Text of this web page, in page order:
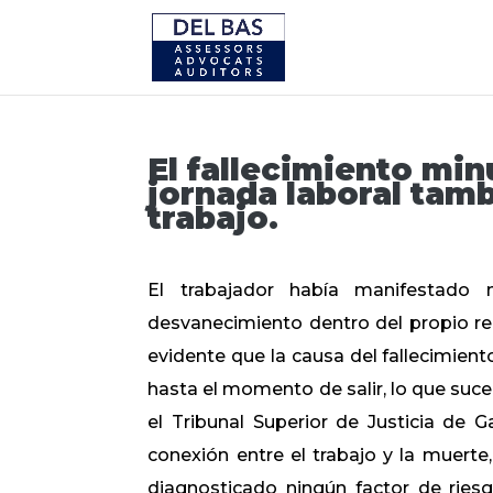
El fallecimiento
jornada laboral
trabajo.
El trabajador había
desvanecimiento dentro del propio
evidente que la causa del
hasta el momento de salir, lo que
el Tribunal Superior de Justicia de
conexión entre el trabajo y la
diagnosticado ningún factor de